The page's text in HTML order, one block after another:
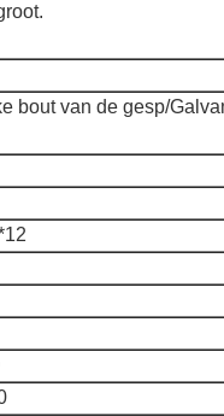
bout van de gesp/